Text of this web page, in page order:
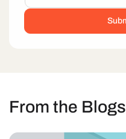
From the Blogs